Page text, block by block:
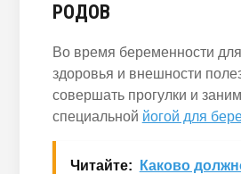
РОДОВ
Во время беременности
здоровья и внешности
совершать прогулки и
специальной йогой для
Читайте:
Каково